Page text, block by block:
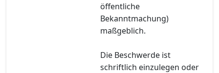
öffentliche
Bekanntmachung)
maßgeblich.
Die Beschwerde ist
schriftlich einzulegen oder